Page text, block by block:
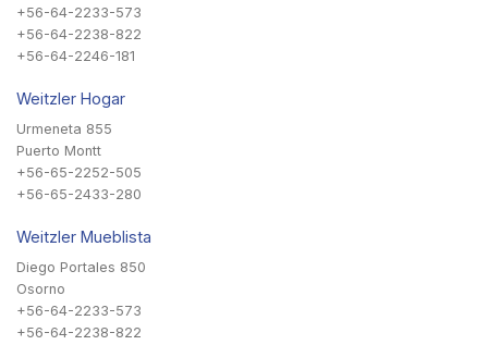
+56-64-2233-573
+56-64-2238-822
+56-64-2246-181
Weitzler Hogar
Urmeneta 855
Puerto Montt
+56-65-2252-505
+56-65-2433-280
Weitzler Mueblista
Diego Portales 850
Osorno
+56-64-2233-573
+56-64-2238-822